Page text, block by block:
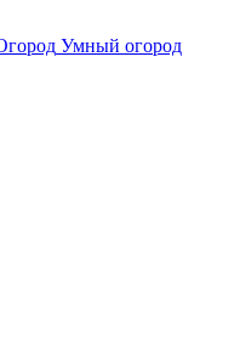
Умный огород